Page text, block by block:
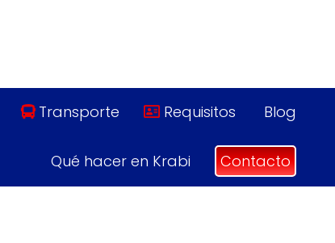
Transporte Requisitos Blog
Qué hacer en Krabi Contacto